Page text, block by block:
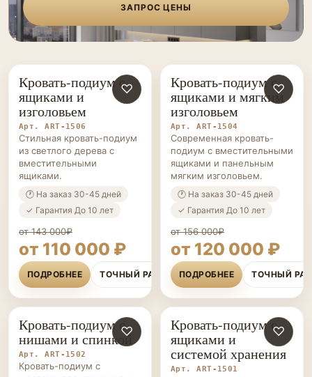
ЗАПРОС ЦЕНЫ
КРОВАТИ-
ПОДИУМЫ НА ЗАКАЗ
♡
Кровать-подиум с
ящиками и
изголовьем
Арт. ART-1506
Стильная кровать-подиум
из светлого дерева с
вместительными
ящиками.
🕐 На заказ 30-45 дней
✓ Гарантия До 10 лет
от 143 000₽
от 110 000 ₽
ПОДРОБНЕЕ ТОЧНЫЙ РАСЧЁТ
КРОВАТИ-
ПОДИУМЫ НА ЗАКАЗ
♡
Кровать-подиум с
ящиками и мягким
изголовьем
Арт. ART-1504
Современная кровать-
подиум с вместительными
ящиками и панельным
мягким изголовьем.
🕐 На заказ 30-45 дней
✓ Гарантия До 10 лет
от 156 000₽
от 120 000 ₽
ПОДРОБНЕЕ ТОЧНЫЙ
КРОВАТИ-
ПОДИУМЫ НА ЗАКАЗ
♡
Кровать-подиум с
нишами и спинкой
Арт. ART-1502
Кровать-подиум с
КРОВАТИ-
ПОДИУМЫ НА ЗАКАЗ
♡
Кровать-подиум с
ящиками и
системой хранения
Арт. ART-1501